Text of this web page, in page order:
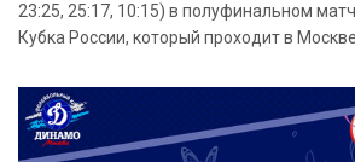
23:25, 25:17, 10:15) в полуфинальном
Кубка России, который проходит в Москве.